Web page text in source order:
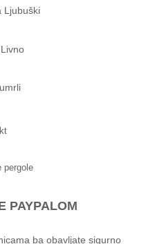
Ljubuški
pergole
PAYPALOM
ba obavljate sigurno